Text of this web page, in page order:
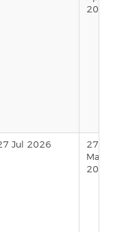
2026
Jul 2026
27
Mar
2026